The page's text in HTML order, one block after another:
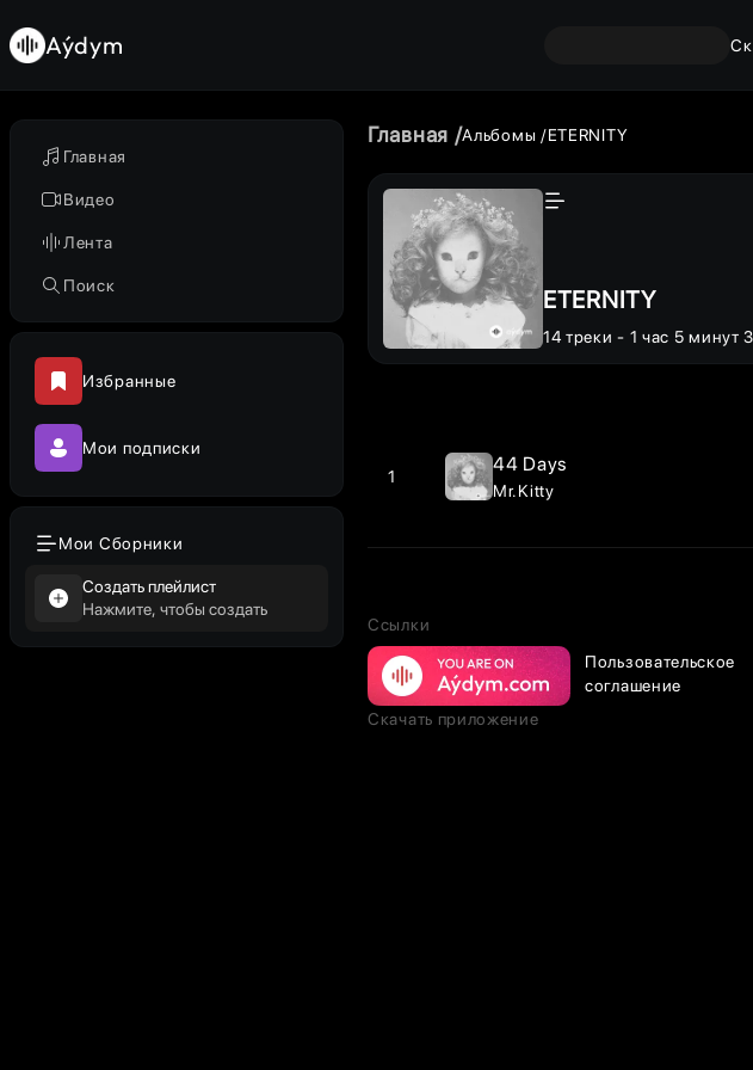
Главная
Видео
Лента
Поиск
Избранные
Мои подписки
Мои Сборники
Создать плейлист
Нажмите, чтобы создать
Aýdym
Главная Альбомы ETERNITY
ETERNITY
14 треки - 1 час 5 минут
1
44 Days
Mr.Kitty
Ссылки
Пользовательское
соглашение
Скачать приложение